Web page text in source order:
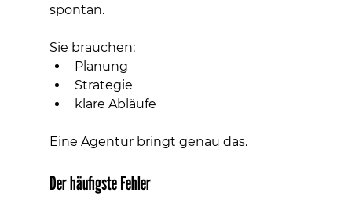
spontan.
Sie brauchen:
Planung
Strategie
klare Abläufe
Eine Agentur bringt genau das.
Der häufigste Fehler